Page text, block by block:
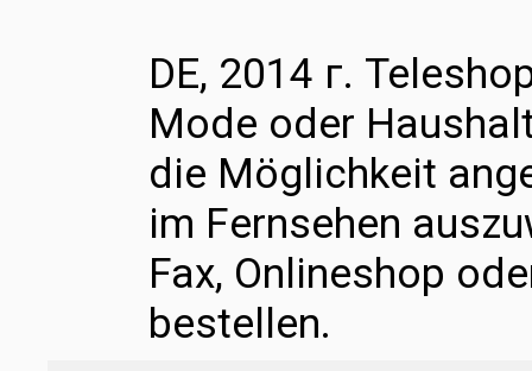
DE, 2014 г.
Mode oder
die Möglichkeit
im Fernsehen
Fax, Onlineshop
bestellen.